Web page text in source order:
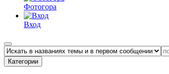
Фотогора
Вход
Категории